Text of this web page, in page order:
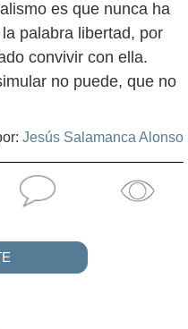
es que nunca ha
palabra libertad, por
convivir con ella.
no puede, que no
Jesús Salamanca Alonso